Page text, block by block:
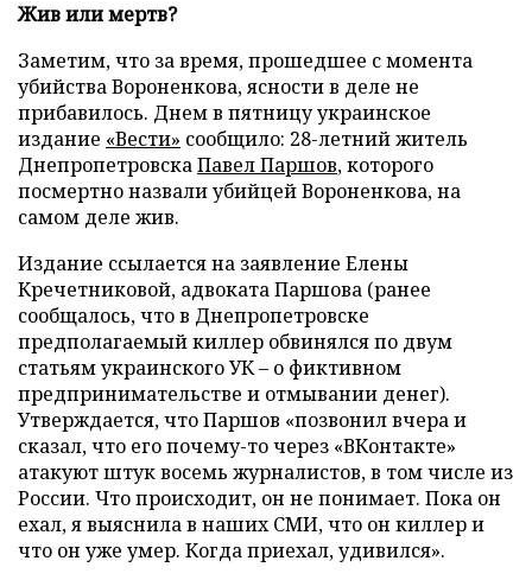
Жив или мертв?
Заметим, что за время, прошедшее с момента
убийства Вороненкова, ясности в деле не
прибавилось. Днем в пятницу украинское
издание «Вести» сообщило: 28-летний житель
ДнепропетровскаПавел Паршов, которого
посмертно назвали убийцей Вороненкова, на
самом деле жив.
Издание ссылается на заявление Елены
Кречетниковой, адвоката Паршова (ранее
сообщалось, что в Днепропетровске
предполагаемый киллер обвинялся по двум
статьям украинского УК – о фиктивном
предпринимательстве и отмывании денег).
Утверждается, что Паршов «позвонил вчера и
сказал, что его почему-то через «ВКонтакте»
атакуют штук восемь журналистов, в том числе из
России. Что происходит, он не понимает. Пока он
ехал, я выяснила в наших СМИ, что он киллер и
что он уже умер. Когда приехал, удивился».